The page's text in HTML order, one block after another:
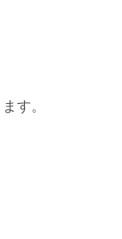
す。